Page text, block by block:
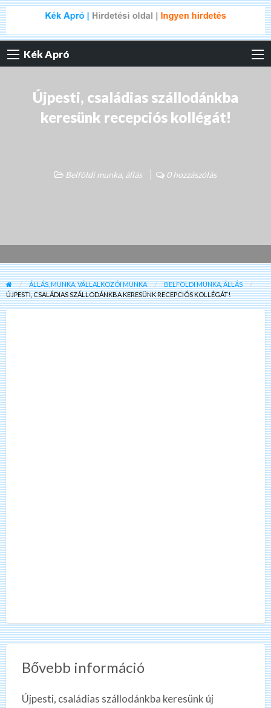
Kék Apró
Újpesti, családias szállodánkba
keresünk recepciós kollégát!
Belföldi munka, állás 0 hozzászólás
ÁLLÁS, MUNKA, VÁLLALKOZÓI MUNKA
BELFÖLDI MUNKA, ÁLLÁS
ÚJPESTI, CSALÁDIAS SZÁLLODÁNKBA KERESÜNK RECEPCIÓS KOLLÉGÁT!
Bővebb információ
Újpesti, családias szállodánkba keresünk új